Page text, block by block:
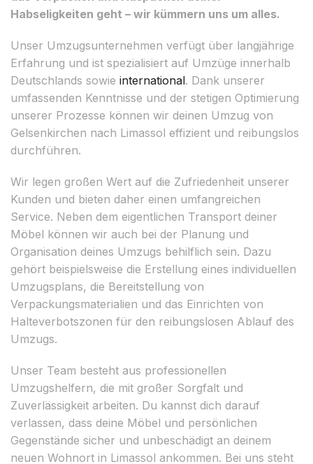
Habseligkeiten geht – wir kümmern uns um alles.
Unser Umzugsunternehmen verfügt über langjährige
Erfahrung und ist spezialisiert auf Umzüge innerhalb
Deutschlands sowie international. Dank unserer
umfassenden Kenntnisse und der stetigen Optimierung
unserer Prozesse können wir deinen Umzug von
Gelsenkirchen nach Limassol effizient und reibungslos
durchführen.
Wir legen großen Wert auf die Zufriedenheit unserer
Kunden und bieten daher einen umfangreichen
Service. Neben dem eigentlichen Transport deiner
Möbel können wir auch bei der Planung und
Organisation deines Umzugs behilflich sein. Dazu
gehört beispielsweise die Erstellung eines individuellen
Umzugsplans, die Bereitstellung von
Verpackungsmaterialien und das Einrichten von
Halteverbotszonen für den reibungslosen Ablauf des
Umzugs.
Unser Team besteht aus professionellen
Umzugshelfern, die mit großer Sorgfalt und
Zuverlässigkeit arbeiten. Du kannst dich darauf
verlassen, dass deine Möbel und persönlichen
Gegenstände sicher und unbeschädigt an deinem
neuen Wohnort in Limassol ankommen. Bei uns steht